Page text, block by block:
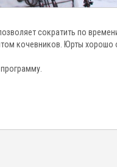
сократить по
кочевников. Юрты